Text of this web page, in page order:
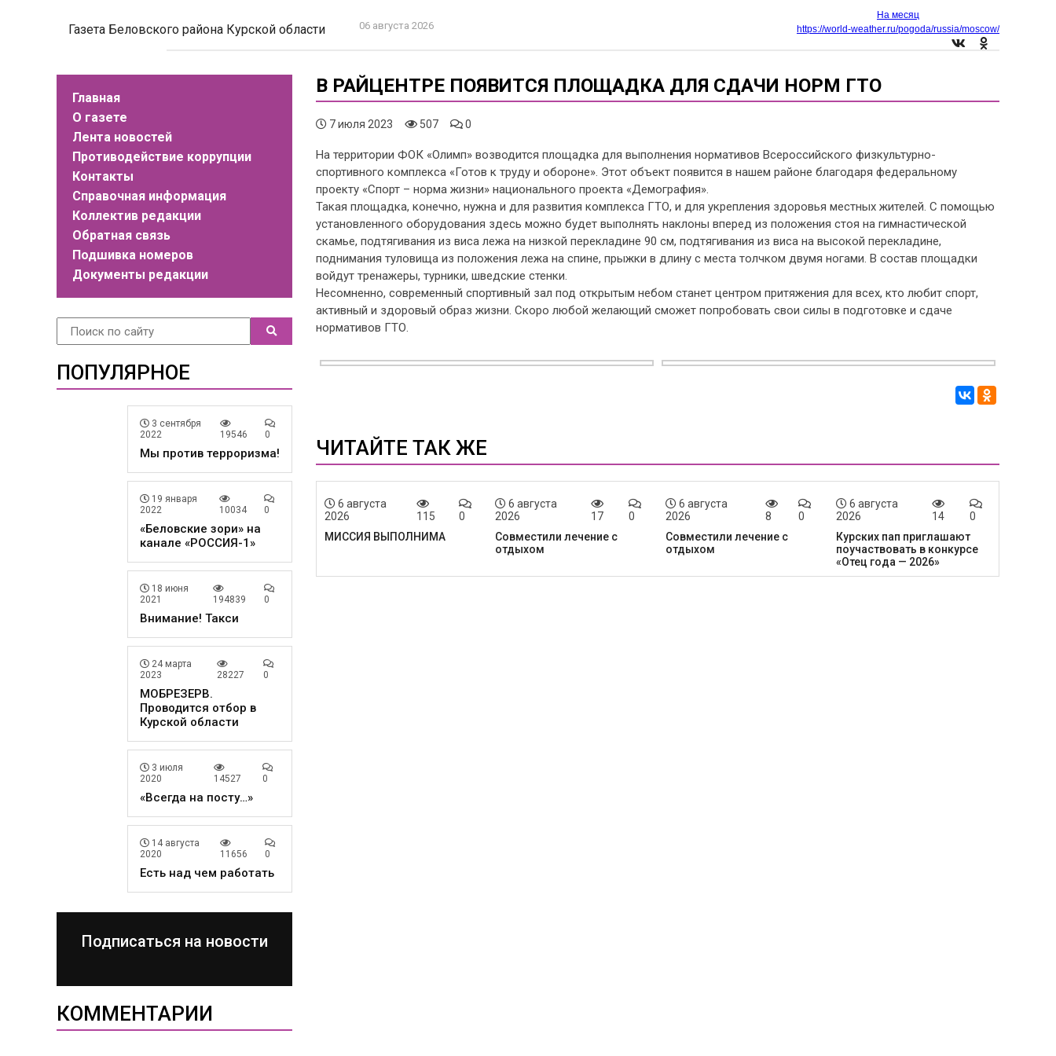
Газета Беловского района Курской области 06 августа 2026
На месяц
https://world-weather.ru/pogoda/russia/moscow/
Главная
О газете
Лента новостей
Противодействие коррупции
Контакты
Справочная информация
Коллектив редакции
Обратная связь
Подшивка номеров
Документы редакции
ПОПУЛЯРНОЕ
3 сентября
2022
19546 0
Мы против терроризма!
19 января
2022
10034 0
«Беловские зори» на
канале «РОССИЯ-1»
18 июня
2021
194839 0
Внимание! Такси
24 марта
2023
28227 0
МОБРЕЗЕРВ.
Проводится отбор в
Курской области
3 июля
2020
14527 0
«Всегда на посту…»
14 августа
2020
11656 0
Есть над чем работать
Подписаться на новости
КОММЕНТАРИИ
В РАЙЦЕНТРЕ ПОЯВИТСЯ ПЛОЩАДКА ДЛЯ СДАЧИ НОРМ ГТО
7 июля 2023 507 0
На территории ФОК «Олимп» возводится площадка для выполнения нормативов Всероссийского физкультурно-
спортивного комплекса «Готов к труду и обороне». Этот объект появится в нашем районе благодаря федеральному
проекту «Спорт – норма жизни» национального проекта «Демография».
Такая площадка, конечно, нужна и для развития комплекса ГТО, и для укрепления здоровья местных жителей. С помощью
установленного оборудования здесь можно будет выполнять наклоны вперед из положения стоя на гимнастической
скамье, подтягивания из виса лежа на низкой перекладине 90 см, подтягивания из виса на высокой перекладине,
поднимания туловища из положения лежа на спине, прыжки в длину с места толчком двумя ногами. В состав площадки
войдут тренажеры, турники, шведские стенки.
Несомненно, современный спортивный зал под открытым небом станет центром притяжения для всех, кто любит спорт,
активный и здоровый образ жизни. Скоро любой желающий сможет попробовать свои силы в подготовке и сдаче
нормативов ГТО.
ЧИТАЙТЕ ТАК ЖЕ
6 августа
2026
115
0
МИССИЯ ВЫПОЛНИМА
6 августа
2026
17
0
Совместили лечение с
отдыхом
6 августа
2026
8
0
Совместили лечение с
отдыхом
6 августа
2026
14
0
Курских пап приглашают
поучаствовать в конкурсе
«Отец года — 2026»